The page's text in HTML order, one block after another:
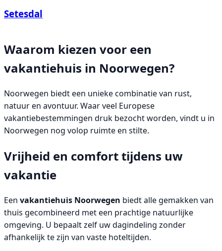
Setesdal
Waarom kiezen voor een
vakantiehuis in Noorwegen?
Noorwegen biedt een unieke combinatie van rust,
natuur en avontuur. Waar veel Europese
vakantiebestemmingen druk bezocht worden, vindt u in
Noorwegen nog volop ruimte en stilte.
Vrijheid en comfort tijdens uw
vakantie
Een vakantiehuis Noorwegen biedt alle gemakken van
thuis gecombineerd met een prachtige natuurlijke
omgeving. U bepaalt zelf uw dagindeling zonder
afhankelijk te zijn van vaste hoteltijden.